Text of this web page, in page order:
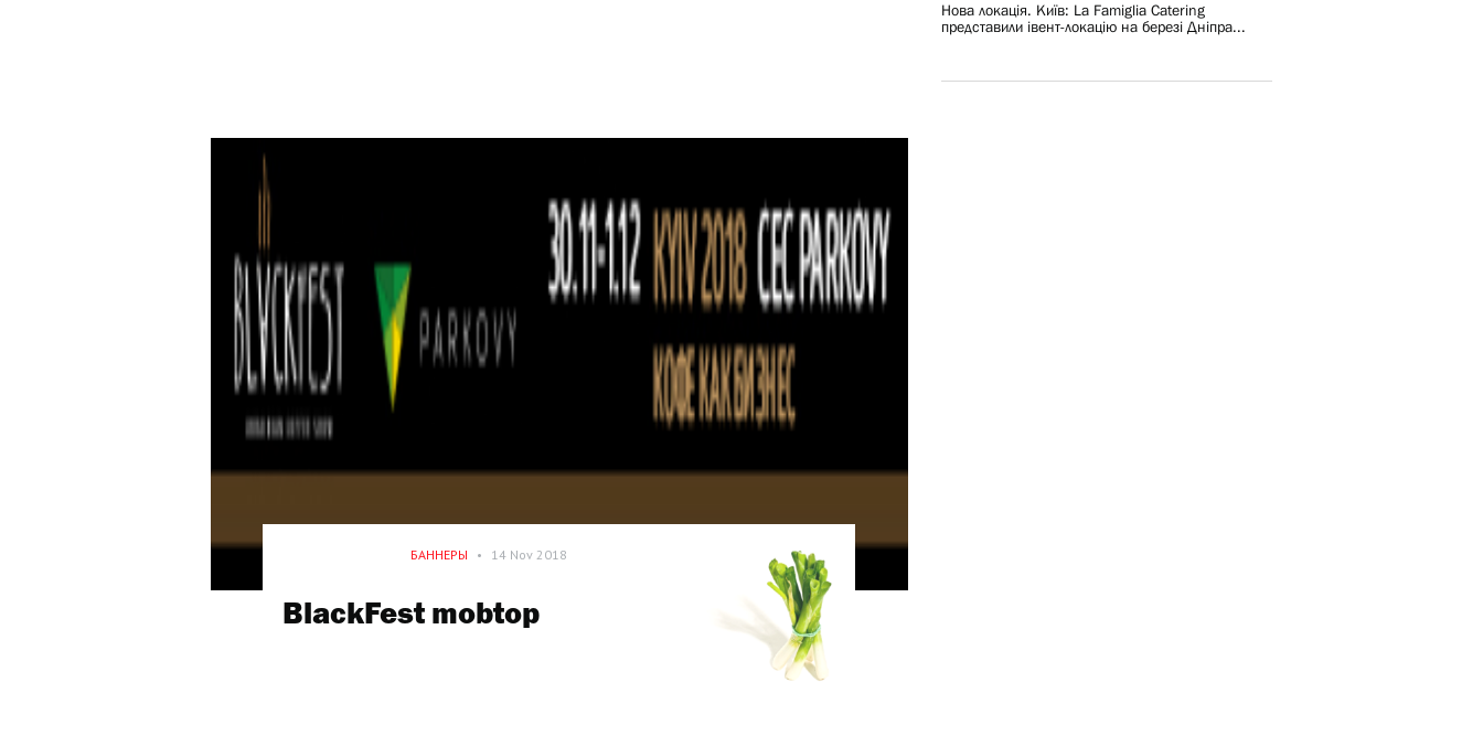
БАННЕРЫ • 14 Nov 2018
BlackFest mobtop
Нова локація. Київ: La Famiglia Catering
представили івент-локацію на березі Дніпра...